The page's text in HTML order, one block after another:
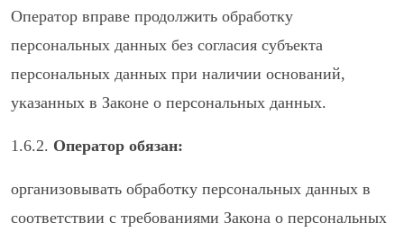
Оператор вправе продолжить обработку
персональных данных без согласия субъекта
персональных данных при наличии оснований,
указанных в Законе о персональных данных.
1.6.2. Оператор обязан:
организовывать обработку персональных данных в
соответствии с требованиями Закона о персональных